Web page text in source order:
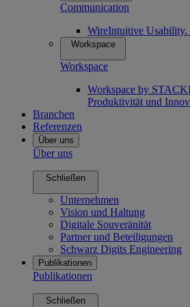
Communication
WireIntuitive Usability.
Workspace
Workspace
Workspace by
Produktivität und
Branchen
Referenzen
Über uns
Über uns
Schließen
Unternehmen
Vision und Haltung
Digitale Souveränität
Partner und Beteiligungen
Schwarz Digits Engineering
Publikationen
Publikationen
Schließen